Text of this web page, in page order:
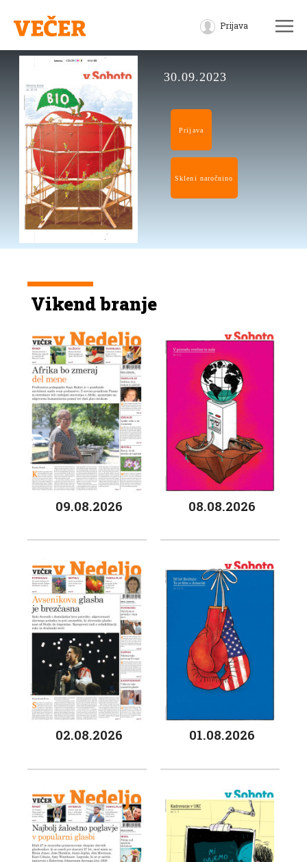
Prijava
30.09.2023
Prijava
Skleni naročnino
Vikend branje
09.08.2026 08.08.2026
02.08.2026 01.08.2026